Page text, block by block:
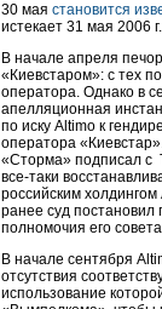
30 мая становится
истекает 31 мая 2006
В начале апреля
«Киевстаром»: с тех
оператора. Однако в
апелляционная
по иску Altimo к
оператора
«Сторма» подписал с
все-таки
российским
ранее суд постановил
полномочия его
В начале сентября
отсутствия
использование